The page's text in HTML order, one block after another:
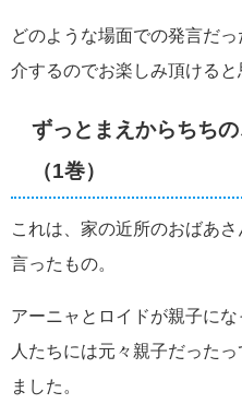
どのような場面での発言だ
介するのでお楽しみ頂けると
ずっとまえからちち
（1巻）
これは、家の近所のおばあ
言ったもの。
アーニャとロイドが親子に
人たちには元々親子だった
ました。